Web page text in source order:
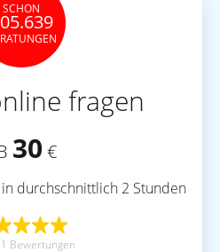
SCHON
fragen
30 €
durchschnittlich 2 Stunden
Bewertungen